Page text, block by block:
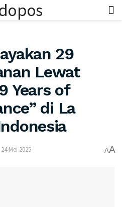
29
Lewat
Years of
di La
24 Mei 2025 AA